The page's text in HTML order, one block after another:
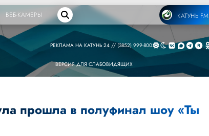
ВЕБ-КАМЕРЫ КАТУНЬ FM
РЕКЛАМА НА КАТУНЬ 24 // (3852) 999-800
ВЕРСИЯ ДЛЯ СЛАБОВИДЯЩИХ
прошла в полуфинал шоу «Ты